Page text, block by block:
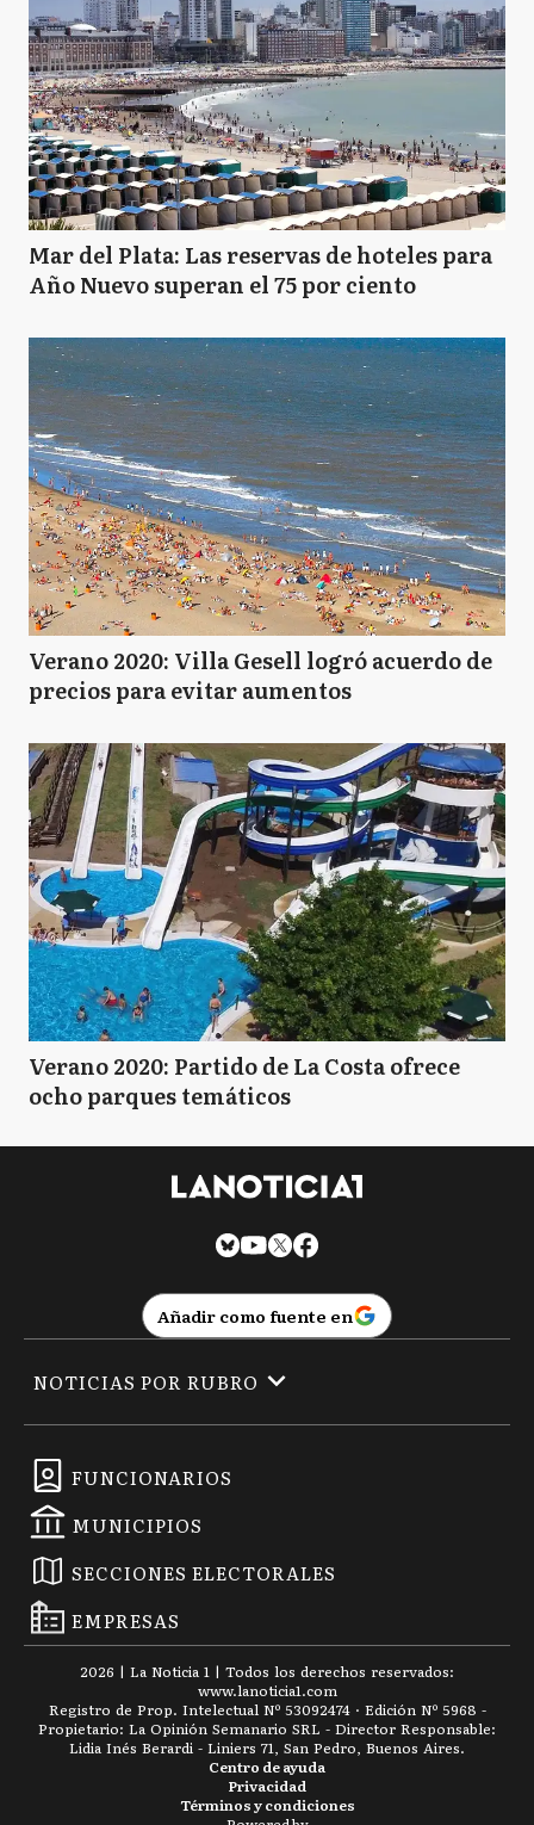
Mar del Plata: Las reservas de hoteles para
Año Nuevo superan el 75 por ciento
Verano 2020: Villa Gesell logró acuerdo de
precios para evitar aumentos
Verano 2020: Partido de La Costa ofrece
ocho parques temáticos
Añadir como fuente en
FUNCIONARIOS
MUNICIPIOS
SECCIONES ELECTORALES
EMPRESAS
NOTICIAS POR RUBRO
2026 | La Noticia 1 | Todos los derechos reservados:
www.lanoticia1.com
Registro de Prop. Intelectual Nº 53092474 · Edición Nº 5968 -
Propietario: La Opinión Semanario SRL - Director Responsable:
Lidia Inés Berardi - Liniers 71, San Pedro, Buenos Aires.
Términos y condiciones
Privacidad
Centro de ayuda